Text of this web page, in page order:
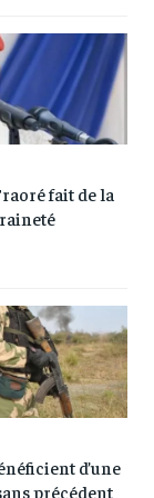
fait de la
d’une
précédent